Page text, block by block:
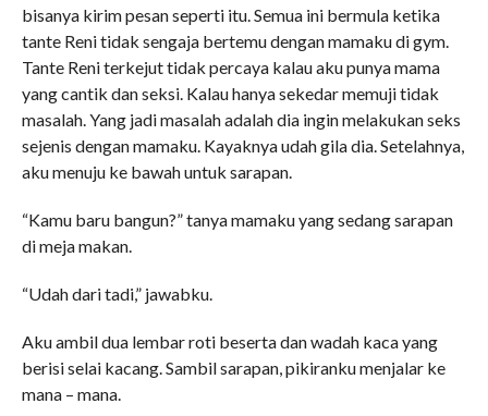
bisanya kirim pesan seperti itu. Semua ini bermula ketika
tante Reni tidak sengaja bertemu dengan mamaku di gym.
Tante Reni terkejut tidak percaya kalau aku punya mama
yang cantik dan seksi. Kalau hanya sekedar memuji tidak
masalah. Yang jadi masalah adalah dia ingin melakukan seks
sejenis dengan mamaku. Kayaknya udah gila dia. Setelahnya,
aku menuju ke bawah untuk sarapan.
“Kamu baru bangun?” tanya mamaku yang sedang sarapan
di meja makan.
“Udah dari tadi,” jawabku.
Aku ambil dua lembar roti beserta dan wadah kaca yang
berisi selai kacang. Sambil sarapan, pikiranku menjalar ke
mana – mana.